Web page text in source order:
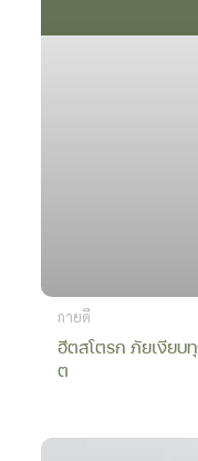
กายดี
ฮีตสโตรก ภัยเงียบ
ต